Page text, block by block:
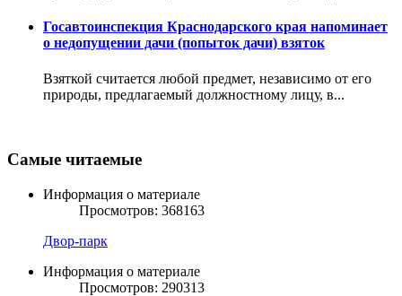
Госавтоинспекция Краснодарского края напоминает
о недопущении дачи (попыток дачи) взяток
Взяткой считается любой предмет, независимо от его
природы, предлагаемый должностному лицу, в...
Самые читаемые
Информация о материале
Просмотров: 368163
Двор-парк
Информация о материале
Просмотров: 290313